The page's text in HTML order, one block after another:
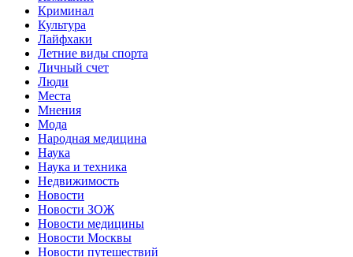
Криминал
Культура
Лайфхаки
Летние виды спорта
Личный счет
Люди
Места
Мнения
Мода
Народная медицина
Наука
Наука и техника
Недвижимость
Новости
Новости ЗОЖ
Новости медицины
Новости Москвы
Новости путешествий